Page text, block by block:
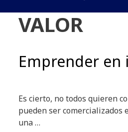
VALOR
Emprender
Es cierto, no todos quieren
pueden ser comercializados
una …